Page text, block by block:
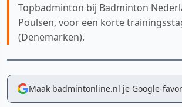
Topbadminton bij Badminton
Poulsen, voor een korte
(Denemarken).
Maak badmintonline.nl je Google-